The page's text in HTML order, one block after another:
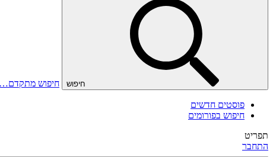
חיפוש חיפוש מתקדם…
פוסטים חדשים
חיפוש בפורומים
תפריט
התחבר